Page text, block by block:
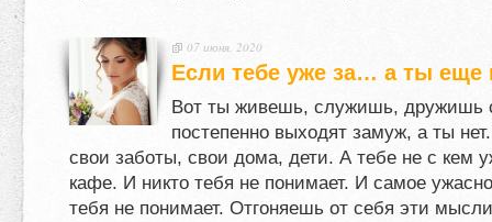
07 июня, 2020
Если тебе уже за… а ты
Вот ты живешь, служишь, дружишь
постепенно выходят замуж, а ты
свои заботы, свои дома, дети. А тебе не с кем
кафе. И никто тебя не понимает. И самое
тебя не понимает. Отгоняешь от себя эти